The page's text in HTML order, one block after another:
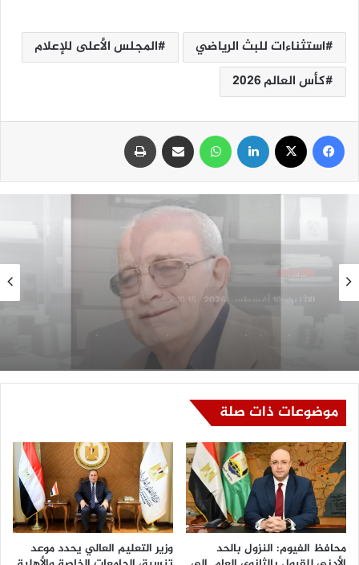
استثناءات للبث الرياضي
المجلس الأعلى للإعلام
كأس العالم ٢٠٢٦
سلايد
الإثنين, 10 أغسطس, 2026 , 10:09 م
شريف عبد القادر يكتب: “الرئيس الصيني يبقى
انكل بتاعي”
موضوعات ذات صلة
محافظ الفيوم: النزول بالحد
وزير التعليم العالي يحدد موعد